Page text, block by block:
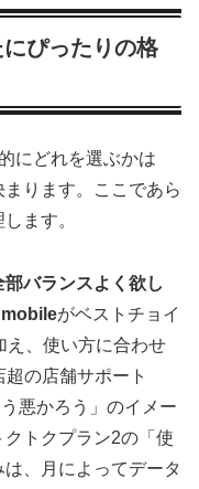
ぴったりの格
にどれを選ぶかは
まります。ここであら
ます。
部バランスよく欲し
mobileがベストチョイ
え、使い方に合わせ
の店舗サポート
悪かろう」のイメー
トクプラン2の「使
、月によってデータ